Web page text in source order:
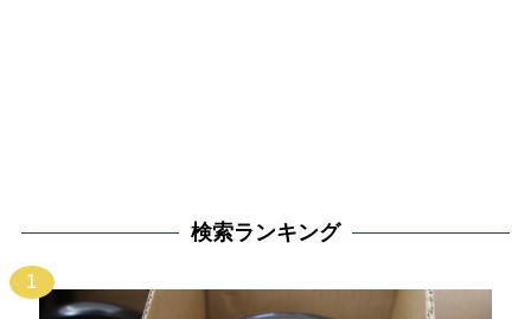
検索ランキング
1